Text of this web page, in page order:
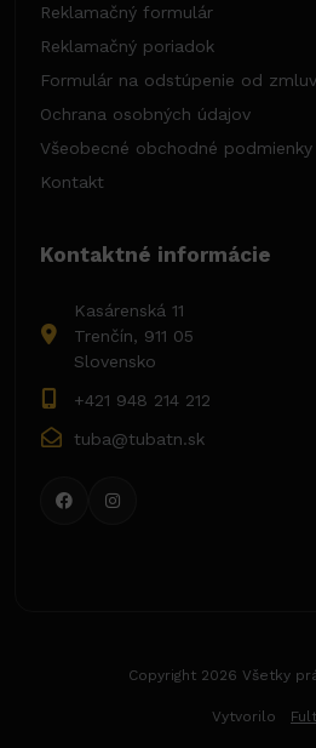
Reklamačný formulár
Reklamačný poriadok
Formulár na odstúpenie od
Ochrana osobných údajov
Všeobecné obchodné podmienky
Kontakt
Kontaktné informácie
Kasárenská 11
Trenčín, 911 05
Slovensko
+421 948 214 212
tuba@tubatn.sk
Copyright 2026 Všetky
Vytvorilo